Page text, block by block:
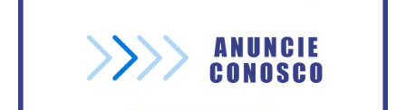
IFB abre inscrições para mais de
fazendo o dever de casa, disse
Bolsonaro sobre Previdência